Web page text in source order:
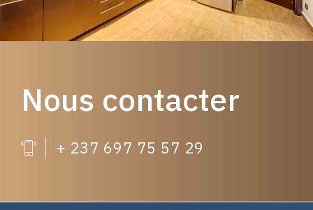
Nous contacter
+ 237 697 75 57 29